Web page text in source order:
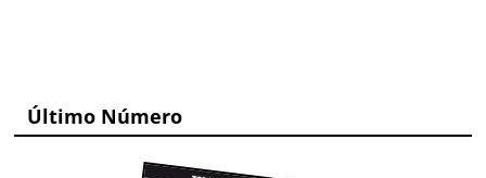
Último Número